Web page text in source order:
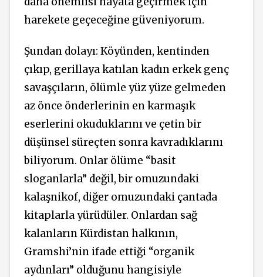
harekete geçeceğine güveniyorum.
Şundan dolayı: Köyünden, kentinden
çıkıp, gerillaya katılan kadın erkek genç
savaşçıların, ölümle yüz yüze gelmeden
az önce önderlerinin en karmaşık
eserlerini okuduklarını ve çetin bir
düşünsel süreçten sonra kavradıklarını
biliyorum. Onlar ölüme “basit
sloganlarla” değil, bir omuzundaki
kalaşnikof, diğer omuzundaki çantada
kitaplarla yürüdüler. Onlardan sağ
kalanların Kürdistan halkının,
Gramshi’nin ifade ettiği “organik
aydınları” olduğunu hangisiyle